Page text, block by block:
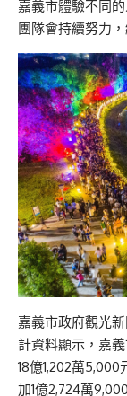
嘉義市體驗不同
團隊會持續努力
嘉義市政府觀光
計資料顯示，嘉
18億1,202萬5,000
加1億2,724萬